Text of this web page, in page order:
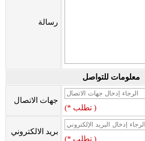
رسالة
معلومات للتواصل
جهات الاتصال
(* تطلب )
بريد الالكتروني
(* تطلب )